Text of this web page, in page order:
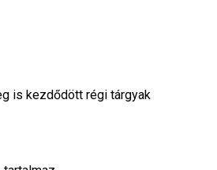
is kezdődött régi tárgyak